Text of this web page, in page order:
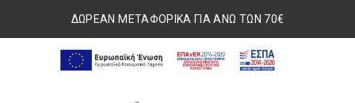
ΕΣΠΑ
ΔΩΡΕΑΝ ΜΕΤΑΦΟΡΙΚΑ ΓΙΑ ΑΝΩ ΤΩΝ 70€